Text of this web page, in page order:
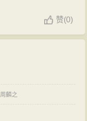
赞(0)
周麟之